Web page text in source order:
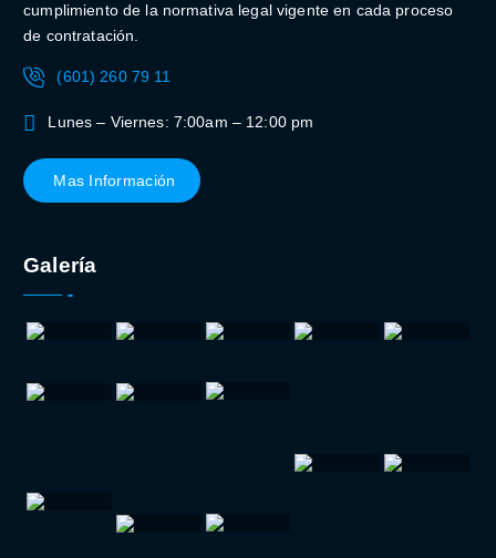
cumplimiento de la normativa legal vigente en cada proceso
de contratación.
(601) 260 79 11
Lunes – Viernes: 7:00am – 12:00 pm
Mas Información
Galería